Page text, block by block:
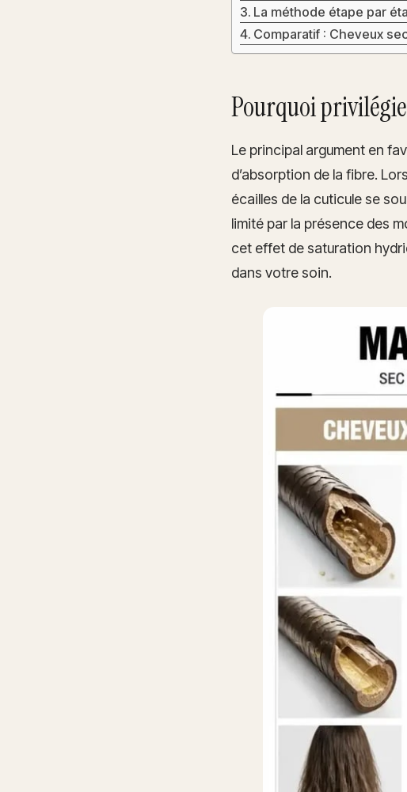
La méthode étape par
Comparatif : Cheveux
Pourquoi
Le principal argument en
d’absorption de la fibre.
écailles de la cuticule se
limité par la présence des
cet effet de saturation
dans votre soin.